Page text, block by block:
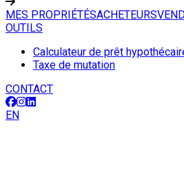
MES PROPRIÉTÉSACHETEURS
OUTILS
Calculateur de prêt
Taxe de mutation
CONTACT
EN